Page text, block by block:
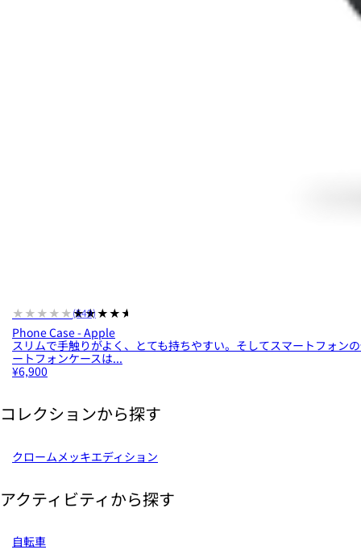
★★★★★★★★★★
(549)
Phone Case - Apple
スリムで手触りがよく、とても持ちやすい。そしてスマートフォ
ートフォンケースは...
¥6,900
コレクションから探す
クロームメッキエディション
アクティビティから探す
自転車